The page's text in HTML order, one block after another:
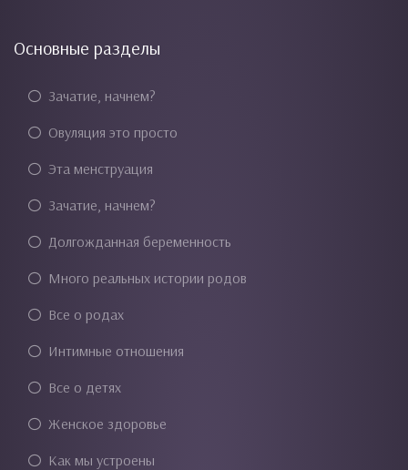
Основные разделы
Зачатие, начнем?
Овуляция это просто
Эта менструация
Зачатие, начнем?
Долгожданная беременность
Много реальных истории родов
Все о родах
Интимные отношения
Все о детях
Женское здоровье
Как мы устроены